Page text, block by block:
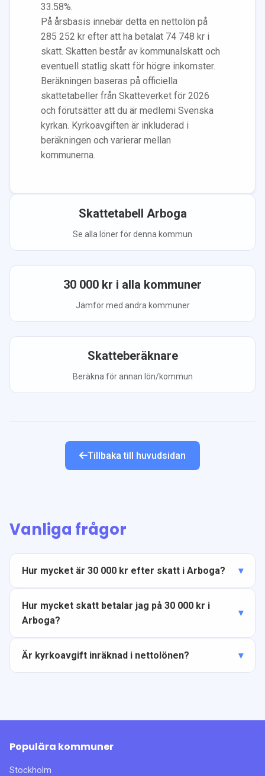
33.58%.
På årsbasis innebär detta en nettolön på
285 252 kr efter att ha betalat 74 748 kr i
skatt. Skatten består av kommunalskatt och
eventuell statlig skatt för högre inkomster.
Beräkningen baseras på officiella
skattetabeller från Skatteverket för 2026
och förutsätter att du är medlemi Svenska
kyrkan. Kyrkoavgiften är inkluderad i
beräkningen och varierar mellan
kommunerna.
Skattetabell Arboga
Se alla löner för denna kommun
30 000 kr i alla kommuner
Jämför med andra kommuner
Skatteberäknare
Beräkna för annan lön/kommun
Tillbaka till huvudsidan
Vanliga frågor
Hur mycket är 30 000 kr efter skatt i Arboga?
Hur mycket skatt betalar jag på 30 000 kr i
Arboga?
Är kyrkoavgift inräknad i nettolönen?
Populära kommuner
Stockholm